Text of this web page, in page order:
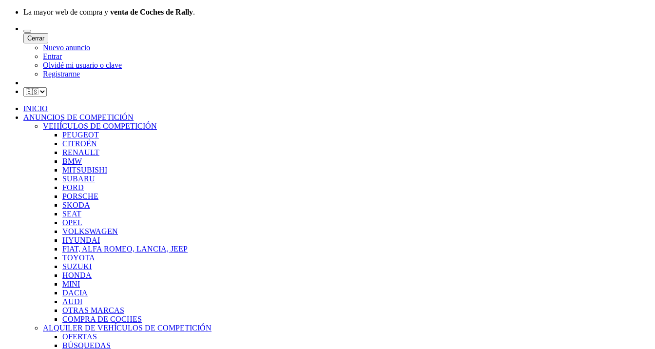
La mayor web de compra y venta de Coches de Rally.
Cerrar
Nuevo anuncio
Entrar
Olvidé mi usuario o clave
Registrarme
INICIO
ANUNCIOS DE COMPETICIÓN
VEHÍCULOS DE COMPETICIÓN
PEUGEOT
CITROËN
RENAULT
BMW
MITSUBISHI
SUBARU
FORD
PORSCHE
SKODA
SEAT
OPEL
VOLKSWAGEN
HYUNDAI
FIAT, ALFA ROMEO, LANCIA, JEEP
TOYOTA
SUZUKI
HONDA
MINI
DACIA
AUDI
OTRAS MARCAS
COMPRA DE COCHES
ALQUILER DE VEHÍCULOS DE COMPETICIÓN
OFERTAS
BÚSQUEDAS